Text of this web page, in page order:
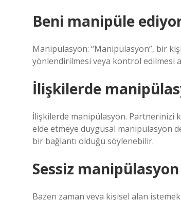
Beni manipüle
Manipülasyon: “Manipülasyon”, bir
yönlendirilmesi veya kontrol edilmesi
İlişkilerde
İlişkilerde manipülasyon. Partnerinizi
elde etmeye duygusal manipülasyon
bir bağlantı olduğu söylenebilir.
Sessiz
Bazen zaman veya kişisel alan